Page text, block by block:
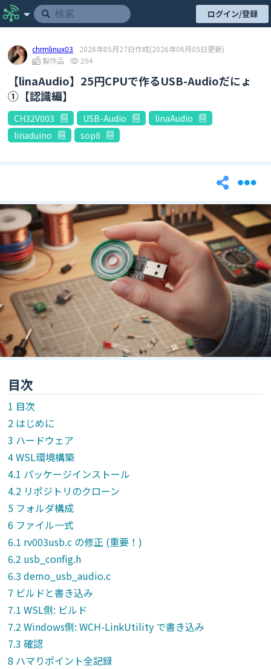
ログイン/登録
chrmlinux03 2026年05月27日作成(2026年06月05日更新)
製作品
294
【linaAudio】25円CPUで作るUSB-Audioだにょ
①【認識編】
CH32V003 USB-Audio
linaAudio
linaduino
sop8
目次
目次
はじめに
ハードウェア
WSL環境構築
パッケージインストール
リポジトリのクローン
フォルダ構成
ファイル一式
rv003usb.c の修正 (重要！)
usb_config.h
demo_usb_audio.c
ビルドと書き込み
WSL側: ビルド
Windows側: WCH-LinkUtility で書き込み
確認
ハマりポイント全記録